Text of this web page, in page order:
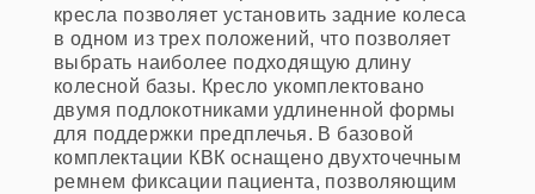
кресла позволяет установить задние колеса
в одном из трех положений, что позволяет
выбрать наиболее подходящую длину
колесной базы. Кресло укомплектовано
двумя подлокотниками удлиненной формы
для поддержки предплечья. В базовой
комплектации КВК оснащено двухточечным
ремнем фиксации пациента, позволяющим